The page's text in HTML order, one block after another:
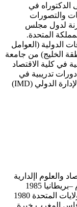
في
والتصورات
دراسة مقارنة لدول مجلس
المتحدة.
الدولية (العوامل
الخليج) من جامعة
في كلية الاقتصاد
دورات تدريبية في
مجال القيادة والإدارة المتقدمة، (معهد الإدارة الدولي (IMD)
والعلوم اإلدارية
حاصل على 1993 الدكتوراة: جامعة درم –بريطانيا 1985
الماجستير: جامعة جنوب كاليفورنبا –الولايات المتحدة 1980
المغرب خبرة